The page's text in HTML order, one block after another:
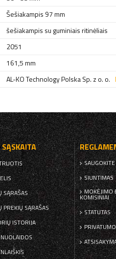
Šešiakampis 97 mm
šešiakampis su guminiais ritinėliais
2051
161,5 mm
AL-KO Technology Polska Sp. z o. o.
SĄRAŠAS
PREKIŲ SĄRAŠAS
ISTORIJA
SIUNTIMAS
MOKĖJIMO
KOMISINIAI
STATUTAS